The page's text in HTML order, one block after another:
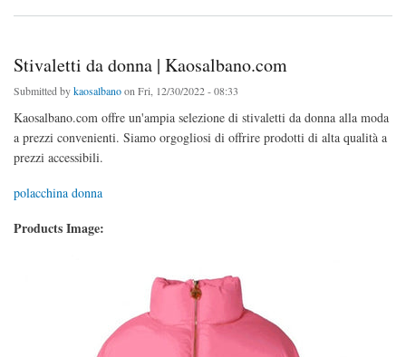
Stivaletti da donna | Kaosalbano.com
Submitted bykaosalbanoon Fri, 12/30/2022 - 08:33
Kaosalbano.com offre un'ampia selezione di stivaletti da donna alla moda
a prezzi convenienti. Siamo orgogliosi di offrire prodotti di alta qualità a
prezzi accessibili.
polacchina donna
Products Image: